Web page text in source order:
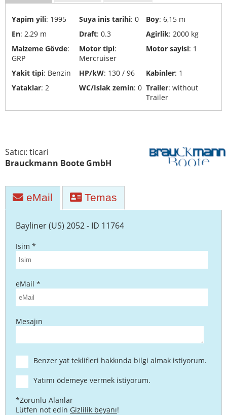
Yat
dönüşümü
ve
Yat
taşımacılığı
Tersane
Yapim yili: 1995 Suya inis tarihi: 0 Boy: 6,15 m
En: 2,29 m Draft: 0.3 Agirlik: 2000 kg
Malzeme Gövde:
GRP
Motor tipi:
Mercruiser
Motor sayisi: 1
Yakit tipi: Benzin HP/kW: 130 / 96 Kabinler: 1
Yataklar: 2 WC/Islak zemin: 0 Trailer: without
Trailer
Satıcı: ticari
Brauckmann Boote GmbH
eMail Temas
Bayliner (US) 2052 - ID 11764
Isim *
eMail *
Mesajın
Benzer yat teklifleri hakkında bilgi almak istiyorum.
Yatımı ödemeye vermek istiyorum.
*Zorunlu Alanlar
Lütfen not edin Gizlilik beyanı!